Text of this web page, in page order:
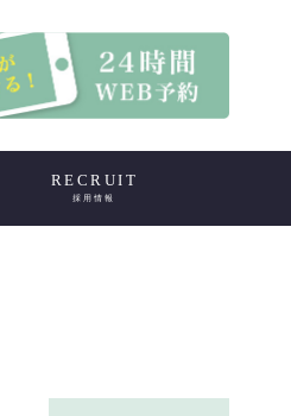
RECRUIT
採用情報